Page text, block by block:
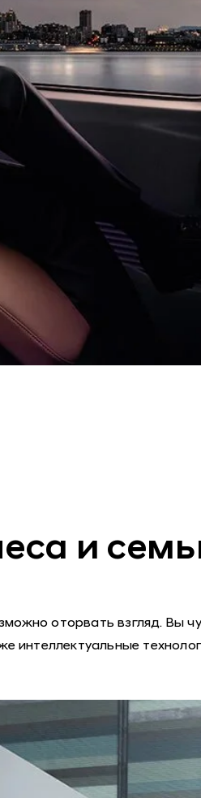
и
оторвать взгляд. Вы